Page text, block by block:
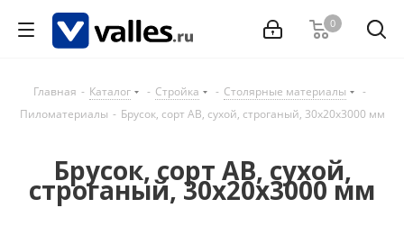
0
Главная - Каталог - Стройка - Столярные материалы
-
Пиломатериалы - Брусок, сорт АВ, сухой, строганый, 30x20x3000 мм
Брусок, сорт АВ, сухой,
строганый, 30x20x3000 мм